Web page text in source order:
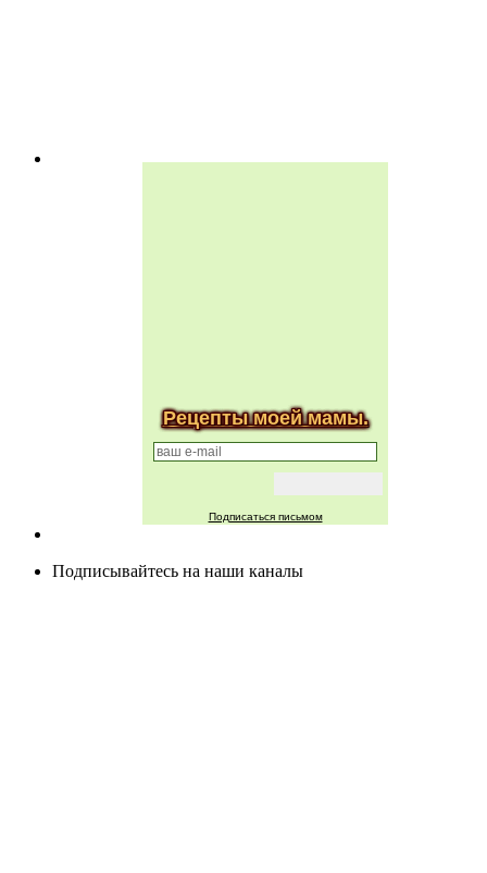
Рецепты моей мамы.
Подписаться письмом
Подписывайтесь на наши каналы